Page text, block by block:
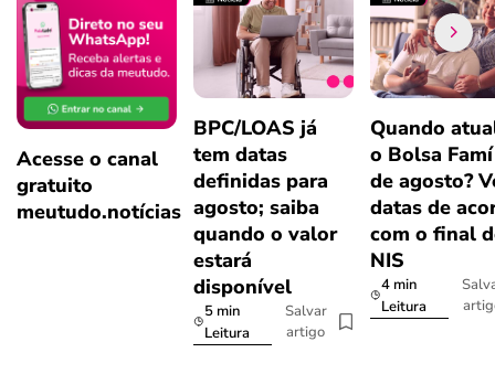
Acesse o canal
gratuito
meutudo.notícias
BPC/LOAS já
tem datas
definidas para
agosto; saiba
quando o valor
estará
disponível
5 min
Leitura
Salvar
artigo
Quando
o Bolsa
de agosto?
datas de
com o final
NIS
4 min
Leitura